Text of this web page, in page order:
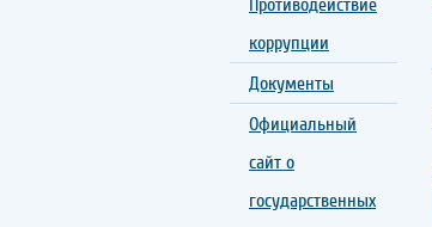
Противодействие
коррупции
Документы
Официальный
сайт о
государственных